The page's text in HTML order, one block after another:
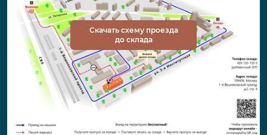
Скачать схему проезда
до склада